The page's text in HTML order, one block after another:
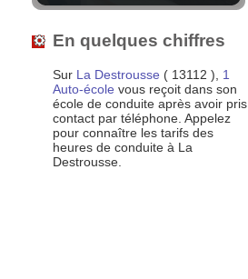
En quelques chiffres
Sur La Destrousse ( 13112 ), 1
Auto-école vous reçoit dans son
école de conduite après avoir pris
contact par téléphone. Appelez
pour connaître les tarifs des
heures de conduite à La
Destrousse.